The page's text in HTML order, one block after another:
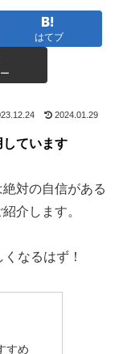
はてブ
2024.01.29
ています
対の自信がある
介します。
なるはず！
すめ